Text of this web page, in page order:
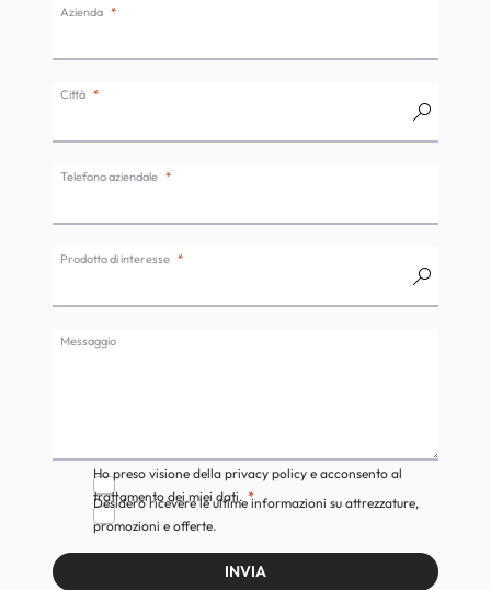
Azienda
Città
Telefono aziendale
Prodotto di interesse
Messaggio
Ho preso visione della privacy policy e acconsento al
trattamento dei miei dati.
Desidero ricevere le ultime informazioni su attrezzature,
promozioni e offerte.
INVIA